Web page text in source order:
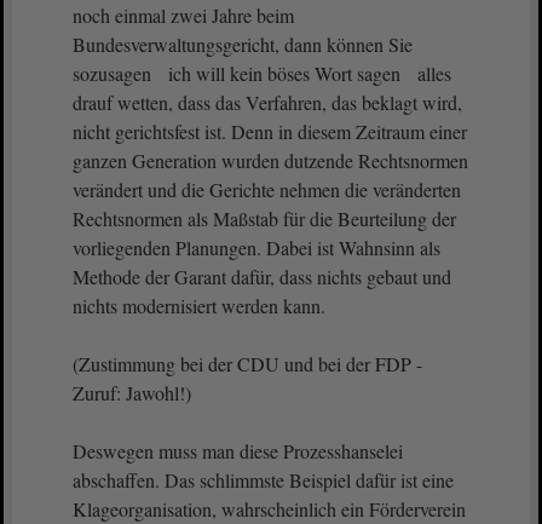
noch einmal zwei Jahre beim
Bundesverwaltungsgericht, dann können Sie
sozusagen ich will kein böses Wort sagen alles
drauf wetten, dass das Verfahren, das beklagt wird,
nicht gerichtsfest ist. Denn in diesem Zeitraum einer
ganzen Generation wurden dutzende Rechtsnormen
verändert und die Gerichte nehmen die veränderten
Rechtsnormen als Maßstab für die Beurteilung der
vorliegenden Planungen. Dabei ist Wahnsinn als
Methode der Garant dafür, dass nichts gebaut und
nichts modernisiert werden kann.
(Zustimmung bei der CDU und bei der FDP -
Zuruf: Jawohl!)
Deswegen muss man diese Prozesshanselei
abschaffen. Das schlimmste Beispiel dafür ist eine
Klageorganisation, wahrscheinlich ein Förderverein